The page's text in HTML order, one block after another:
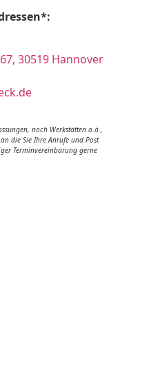
30519 Hannover
noch Werkstätten o.ä.,
die Sie Ihre Anrufe und Post
Terminvereinbarung gerne